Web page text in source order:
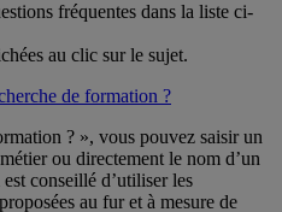
fréquentes dans la liste ci-
au clic sur le sujet.
de formation ?
? », vous pouvez saisir un
ou directement le nom d’un
conseillé d’utiliser les
au fur et à mesure de